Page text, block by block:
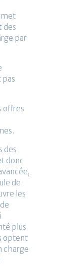
des
par
pas
offres
des
donc
de
les
plus
optent
charge